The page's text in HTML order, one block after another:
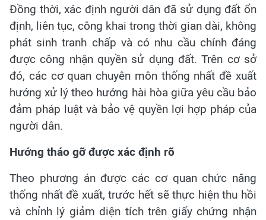
Đồng thời, xác định người dân đã sử dụng đất ổn
định, liên tục, công khai trong thời gian dài, không
phát sinh tranh chấp và có nhu cầu chính đáng
được công nhận quyền sử dụng đất. Trên cơ sở
đó, các cơ quan chuyên môn thống nhất đề xuất
hướng xử lý theo hướng hài hòa giữa yêu cầu bảo
đảm pháp luật và bảo vệ quyền lợi hợp pháp của
người dân.
Hướng tháo gỡ được xác định rõ
Theo phương án được các cơ quan chức năng
thống nhất đề xuất, trước hết sẽ thực hiện thu hồi
và chỉnh lý giảm diện tích trên giấy chứng nhận